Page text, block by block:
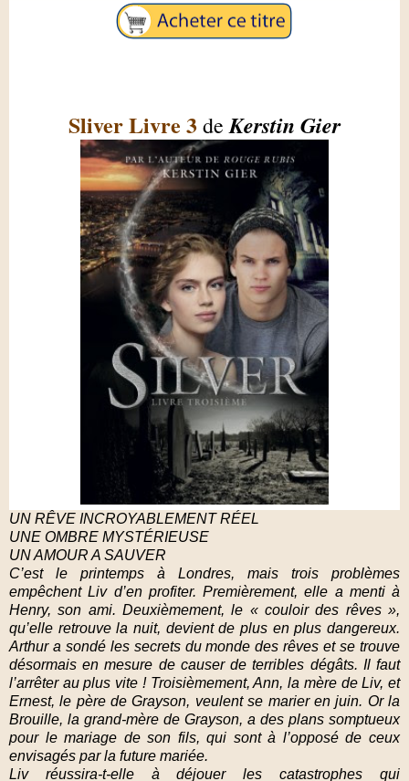
Sliver Livre 3deKerstin Gier
UN RÊVE INCROYABLEMENT RÉEL
UNE OMBRE MYSTÉRIEUSE
UN AMOUR A SAUVER
C’est le printemps à Londres, mais trois problèmes
empêchent Liv d’en profiter. Premièrement, elle a menti à
Henry, son ami. Deuxièmement, le « couloir des rêves »,
qu’elle retrouve la nuit, devient de plus en plus dangereux.
Arthur a sondé les secrets du monde des rêves et se trouve
désormais en mesure de causer de terribles dégâts. Il faut
l’arrêter au plus vite ! Troisièmement, Ann, la mère de Liv, et
Ernest, le père de Grayson, veulent se marier en juin. Or la
Brouille, la grand-mère de Grayson, a des plans somptueux
pour le mariage de son fils, qui sont à l’opposé de ceux
envisagés par la future mariée.
Liv réussira-t-elle à déjouer les catastrophes qui